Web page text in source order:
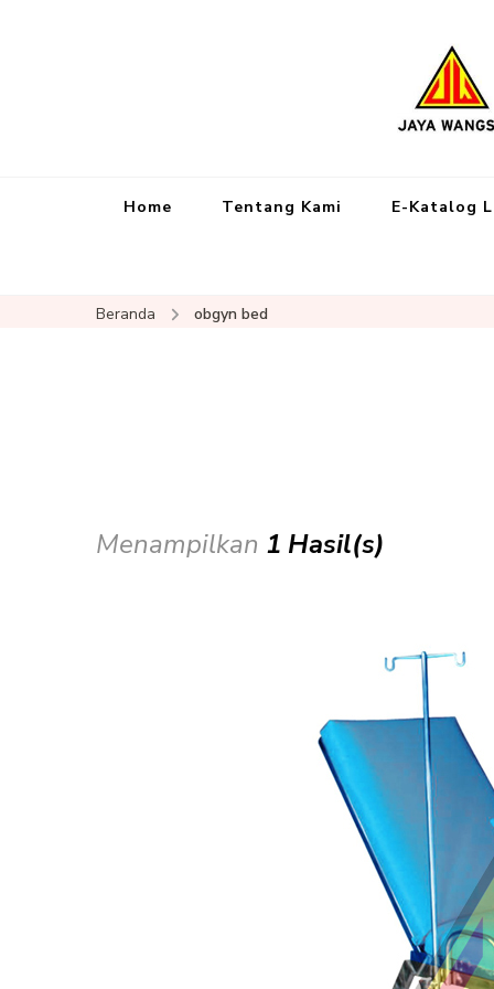
Home Tentang Kami E-Katalog
Beranda obgyn bed
Menampilkan 1 Hasil(s)